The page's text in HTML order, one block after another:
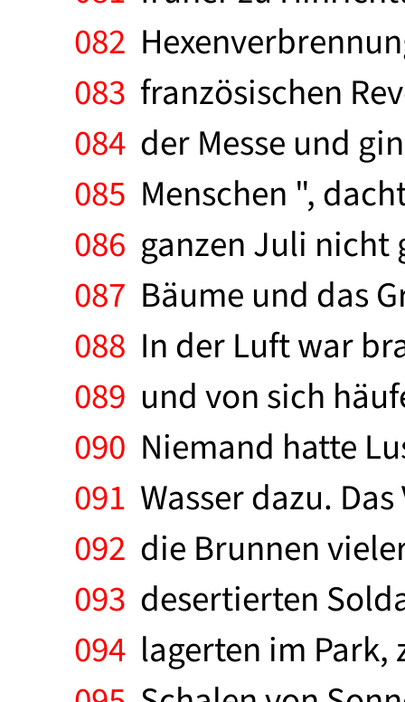
082
083 französischen
084 der Messe und
085 Menschen ",
086 ganzen Juli nicht
087 Bäume und das
088 In der Luft war
089 und von sich
090 Niemand hatte
091 Wasser dazu.
092 die Brunnen
093 desertierten
094 lagerten im